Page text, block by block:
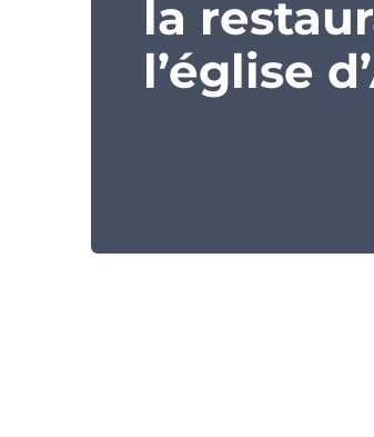
la
l’église